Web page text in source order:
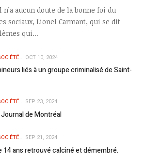
aucun doute de la bonne foi du
sociaux, Lionel Carmant, qui se dit
qui...
OCT 10, 2024
liés à un groupe criminalisé de Saint-
SEP 23, 2024
de Montréal
SEP 21, 2024
14 ans retrouvé calciné et démembré.